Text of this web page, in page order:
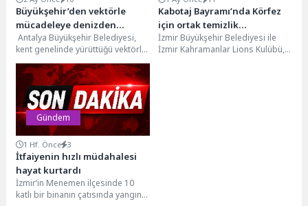
Büyükşehir’den vektörle
mücadeleye denizden
müdahale
Antalya Büyükşehir Belediyesi,
kent genelinde yürüttüğü vektörle
mücadele çalışmalarını sahil
bandında da sürdürüyor. Yaklaşık
640...
Kabotaj Bayramı’nda Körfez
için ortak temizlik
seferberliği
İzmir Büyükşehir Belediyesi ile
İzmir Kahramanlar Lions Kulübü, 1
Gündem
1 Hf. Önce 3
İtfaiyenin hızlı müdahalesi
hayat kurtardı
İzmir’in Menemen ilçesinde 10
katlı bir binanın çatısında yangın